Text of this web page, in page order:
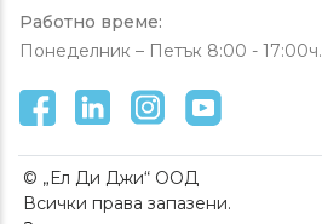
Работно време:
Понеделник – Петък 8:00 - 17:00ч.
© „Ел Ди Джи“ ООД
Всички права запазени.